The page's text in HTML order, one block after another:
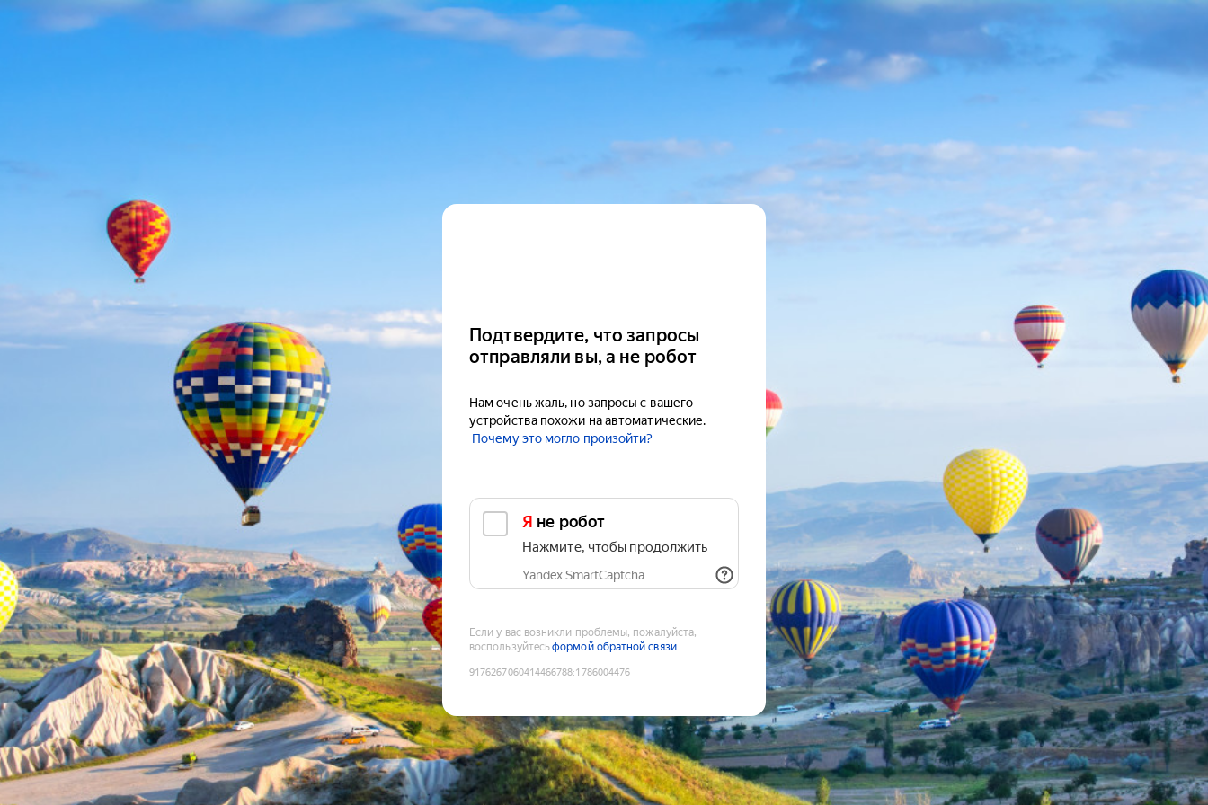
Подтвердите, что запросы
отправляли вы, а не робот
Нам очень жаль, но запросы с вашего
устройства похожи на автоматические.
Почему это могло произойти?
Я не робот
Нажмите, чтобы продолжить
Yandex SmartCaptcha
Если у вас возникли проблемы, пожалуйста,
воспользуйтесьформой обратной связи
9176267060414466788:1786004476